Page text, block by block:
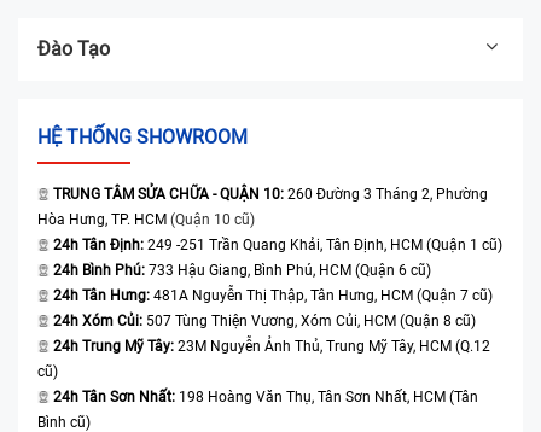
Đào Tạo
HỆ THỐNG SHOWROOM
TRUNG TÂM SỬA CHỮA - QUẬN 10: 260 Đường 3 Tháng 2, Phường
Hòa Hưng, TP. HCM (Quận 10 cũ)
24h Tân Định: 249 -251 Trần Quang Khải, Tân Định, HCM (Quận 1 cũ)
24h Bình Phú: 733 Hậu Giang, Bình Phú, HCM (Quận 6 cũ)
24h Tân Hưng: 481A Nguyễn Thị Thập, Tân Hưng, HCM (Quận 7 cũ)
24h Xóm Củi: 507 Tùng Thiện Vương, Xóm Củi, HCM (Quận 8 cũ)
24h Trung Mỹ Tây: 23M Nguyễn Ảnh Thủ, Trung Mỹ Tây, HCM (Q.12
cũ)
24h Tân Sơn Nhất: 198 Hoàng Văn Thụ, Tân Sơn Nhất, HCM (Tân
Bình cũ)